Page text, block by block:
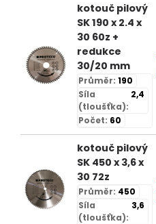
kotouč pilový
SK 190 x 2.4 x
30 60z +
redukce
30/20 mm
Průměr: 190
Síla
(tloušťka):
2,4
Počet: 60
kotouč pilový
SK 450 x 3,6 x
30 72z
Průměr: 450
Síla
(tloušťka):
3,6